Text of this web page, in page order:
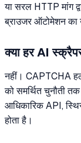
या सरल HTTP मांग
ब्राउजर ऑटोमेशन का
क्या हर AI
नहीं। CAPTCHA
को समर्थित चुनौती
आधिकारिक API,
होता है।